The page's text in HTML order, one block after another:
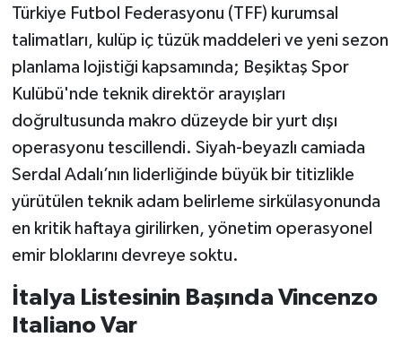
Türkiye Futbol Federasyonu (TFF) kurumsal
talimatları, kulüp iç tüzük maddeleri ve yeni sezon
planlama lojistiği kapsamında; Beşiktaş Spor
Kulübü'nde teknik direktör arayışları
doğrultusunda makro düzeyde bir yurt dışı
operasyonu tescillendi. Siyah-beyazlı camiada
Serdal Adalı’nın liderliğinde büyük bir titizlikle
yürütülen teknik adam belirleme sirkülasyonunda
en kritik haftaya girilirken, yönetim operasyonel
emir bloklarını devreye soktu.
İtalya Listesinin Başında Vincenzo
Italiano Var